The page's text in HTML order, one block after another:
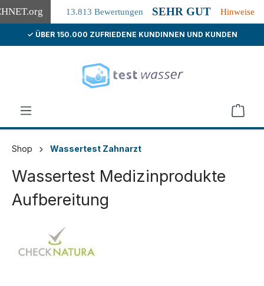
.org 13.813 Bewertungen SEHR GUT Hinweise
springen
✓ ÜBER 150.000 ZUFRIEDENE KUNDINNEN UND KUNDEN
Shop Wassertest Zahnarzt
Wassertest Medizinprodukte
Aufbereitung